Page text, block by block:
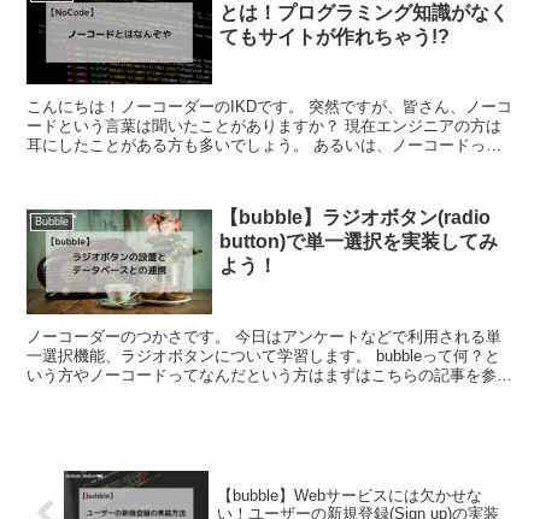
とは！プログラミング知識がなく
てもサイトが作れちゃう!?
こんにちは！ノーコーダーのIKDです。 突然ですが、皆さん、ノーコ
ードという言葉は聞いたことがありますか？ 現在エンジニアの方は
耳にしたことがある方も多いでしょう。 あるいは、ノーコードって
Bubble
【bubble】ラジオボタン(radio
button)で単一選択を実装してみ
よう！
ノーコーダーのつかさです。 今日はアンケートなどで利用される単
一選択機能、ラジオボタンについて学習します。 bubbleって何？と
いう方やノーコードってなんだという方はまずはこちらの記事を参考
【bubble】Webサービスには欠かせな
い！ユーザーの新規登録(Sign up)の実装